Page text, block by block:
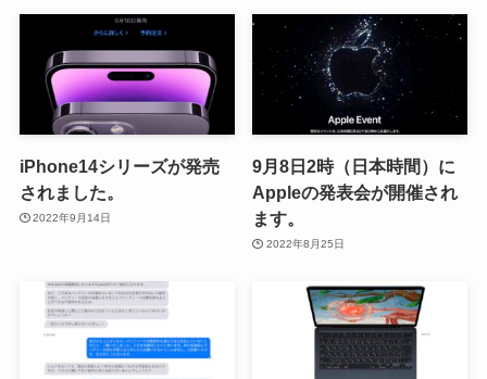
iPhone14シリーズが発売
されました。
2022年9月14日
9月8日2時（日本時間）に
Appleの発表会が開催され
ます。
2022年8月25日